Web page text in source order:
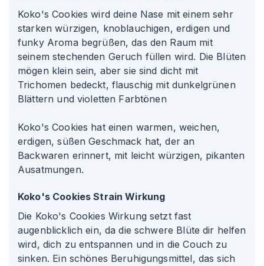
Koko's Cookies wird deine Nase mit einem sehr
starken würzigen, knoblauchigen, erdigen und
funky Aroma begrüßen, das den Raum mit
seinem stechenden Geruch füllen wird. Die Blüten
mögen klein sein, aber sie sind dicht mit
Trichomen bedeckt, flauschig mit dunkelgrünen
Blättern und violetten Farbtönen
Koko's Cookies hat einen warmen, weichen,
erdigen, süßen Geschmack hat, der an
Backwaren erinnert, mit leicht würzigen, pikanten
Ausatmungen.
Koko's Cookies Strain Wirkung
Die Koko's Cookies Wirkung setzt fast
augenblicklich ein, da die schwere Blüte dir helfen
wird, dich zu entspannen und in die Couch zu
sinken. Ein schönes Beruhigungsmittel, das sich